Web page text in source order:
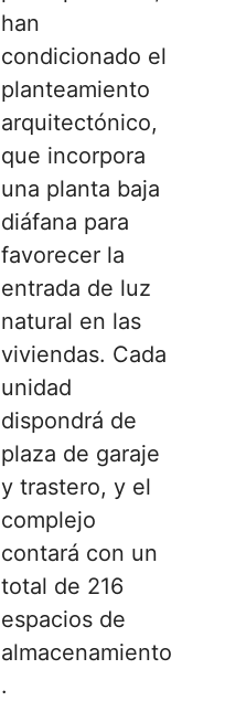
han
condicionado el
planteamiento
arquitectónico,
que incorpora
una planta baja
diáfana para
favorecer la
entrada de luz
natural en las
viviendas. Cada
unidad
dispondrá de
plaza de garaje
y trastero, y el
complejo
contará con un
total de 216
espacios de
almacenamiento
.